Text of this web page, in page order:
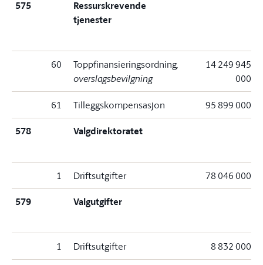
575
Ressurskrevende
tjenester
60 Toppfinansieringsordning,
overslagsbevilgning
14 249 945
000
61 Tilleggskompensasjon 95 899 000
578 Valgdirektoratet
1 Driftsutgifter 78 046 000
579 Valgutgifter
1 Driftsutgifter 8 832 000